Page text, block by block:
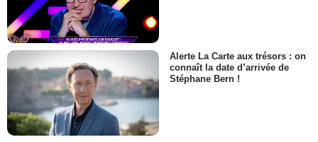
Alerte La Carte aux trésors : on
connaît la date d’arrivée de
Stéphane Bern !